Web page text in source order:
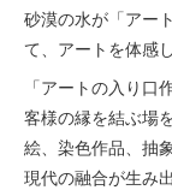
砂漠の水が「アー
て、アートを体感
「アートの入り
客様の縁を結ぶ場
絵、染色作品、抽
現代の融合が生み